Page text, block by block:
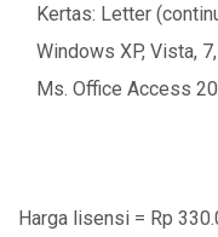
Kertas: Letter
Windows XP, Vista,
Ms. Office Access
Harga lisensi = Rp